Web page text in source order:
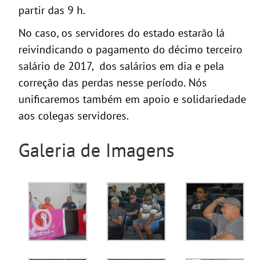
partir das 9 h.
No caso, os servidores do estado estarão lá
reivindicando o pagamento do décimo terceiro
salário de 2017, dos salários em dia e pela
correção das perdas nesse período. Nós
unificaremos também em apoio e solidariedade
aos colegas servidores.
Galeria de Imagens